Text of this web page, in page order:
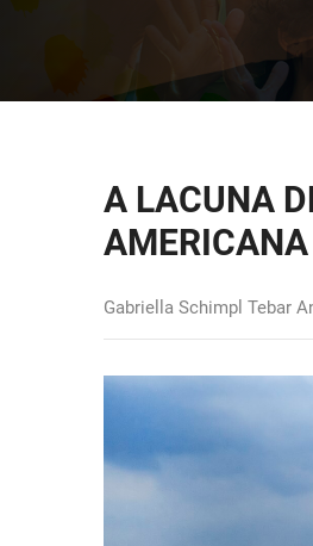
A LACUNA
AMERICANA
Gabriella Schimpl Tebar